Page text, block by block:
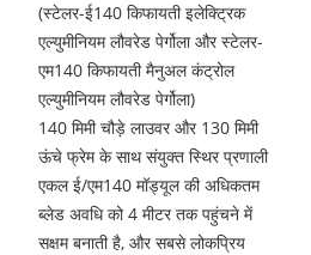
(स्टेलर-ई140 किफायती इलेक्ट्रिक
एल्युमीनियम लौवरेड पेर्गोला और स्टेलर-
एम140 किफायती मैनुअल कंट्रोल
एल्युमीनियम लौवरेड पेर्गोला)
140 मिमी चौड़े लाउवर और 130 मिमी
ऊंचे फ्रेम के साथ संयुक्त स्थिर प्रणाली
एकल ई/एम140 मॉड्यूल की अधिकतम
ब्लेड अवधि को 4 मीटर तक पहुंचने में
सक्षम बनाती है, और सबसे लोकप्रिय